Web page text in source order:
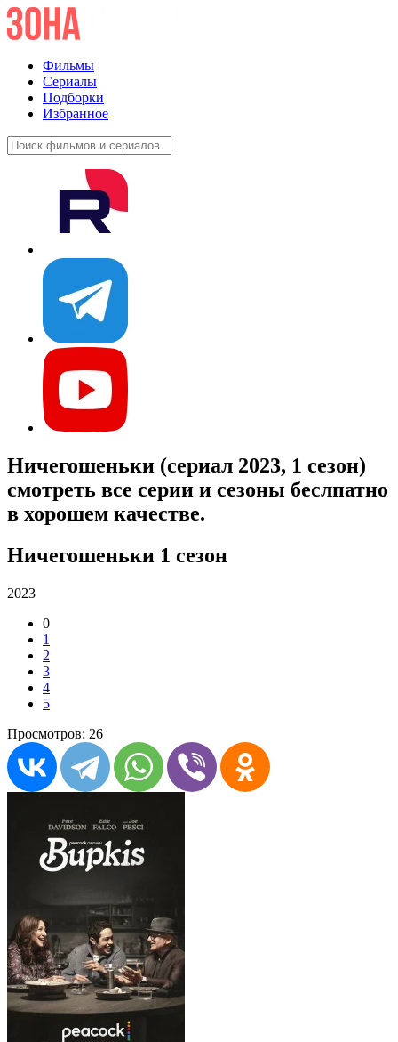
Фильмы
Сериалы
Подборки
Избранное
Ничегошеньки (сериал 2023, 1 сезон)
смотреть все серии и сезоны беслпатно
в хорошем качестве.
Ничегошеньки 1 сезон
2023
0
1
2
3
4
5
Просмотров: 26